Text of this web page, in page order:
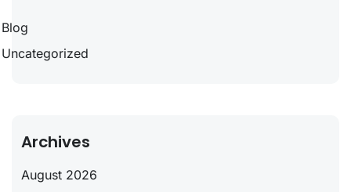
Blog
Uncategorized
Archives
August 2026